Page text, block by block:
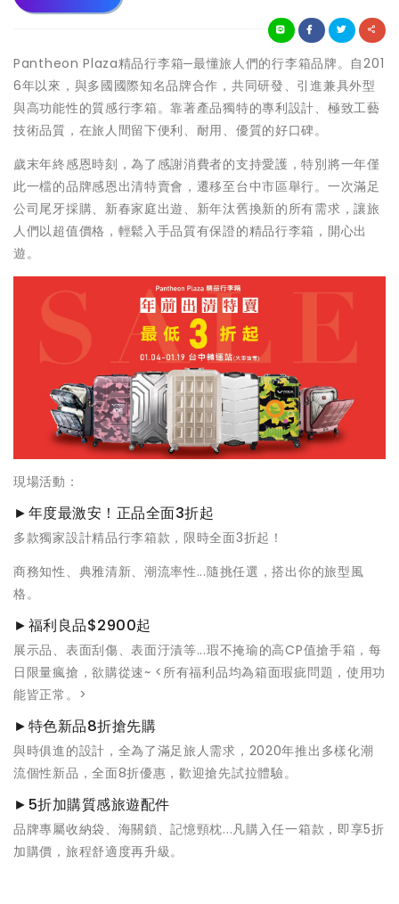
Pantheon Plaza精品行李箱─最懂旅人們的行李箱品牌。自201
6年以來，與多國國際知名品牌合作，共同研發、引進兼具外型
與高功能性的質感行李箱。靠著產品獨特的專利設計、極致工藝
技術品質，在旅人間留下便利、耐用、優質的好口碑。
歲末年終感恩時刻，為了感謝消費者的支持愛護，特別將一年僅
此一檔的品牌感恩出清特賣會，遷移至台中市區舉行。一次滿足
公司尾牙採購、新春家庭出遊、新年汰舊換新的所有需求，讓旅
人們以超值價格，輕鬆入手品質有保證的精品行李箱，開心出
遊。
現場活動：
►年度最激安！正品全面3折起
多款獨家設計精品行李箱款，限時全面3折起！
商務知性、典雅清新、潮流率性...隨挑任選，搭出你的旅型風
格。
►福利良品$2900起
展示品、表面刮傷、表面汙漬等...瑕不掩瑜的高CP值搶手箱，每
日限量瘋搶，欲購從速~ <所有福利品均為箱面瑕疵問題，使用功
能皆正常。>
►特色新品8折搶先購
與時俱進的設計，全為了滿足旅人需求，2020年推出多樣化潮
流個性新品，全面8折優惠，歡迎搶先試拉體驗。
►5折加購質感旅遊配件
品牌專屬收納袋、海關鎖、記憶頸枕...凡購入任一箱款，即享5折
加購價，旅程舒適度再升級。